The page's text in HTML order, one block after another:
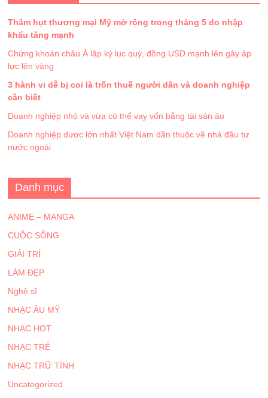
Thâm hụt thương mại Mỹ mở rộng trong tháng 5 do nhập
khẩu tăng mạnh
Chứng khoán châu Á lập kỷ lục quý, đồng USD mạnh lên gây áp
lực lên vàng
3 hành vi dễ bị coi là trốn thuế người dân và doanh nghiệp
cần biết
Doanh nghiệp nhỏ và vừa có thể vay vốn bằng tài sản ảo
Doanh nghiệp dược lớn nhất Việt Nam dần thuộc về nhà đầu tư
nước ngoài
Danh mục
ANIME – MANGA
CUỘC SỐNG
GIẢI TRÍ
LÀM ĐẸP
Nghệ sĩ
NHẠC ÂU MỸ
NHẠC HOT
NHẠC TRẺ
NHẠC TRỮ TÌNH
Uncategorized